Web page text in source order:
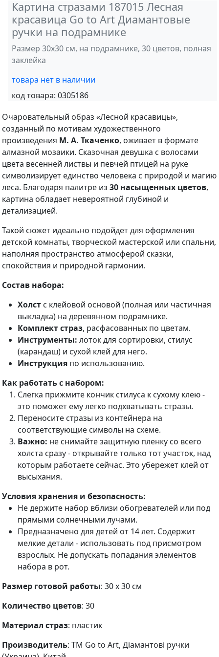
Картина стразами 187015 Лесная
красавица Go to Art Диамантовые
ручки на подрамнике
Размер 30х30 см, на подрамнике, 30 цветов, полная
заклейка
товара нет в наличии
код товара: 0305186
Очаровательный образ «Лесной красавицы»,
созданный по мотивам художественного
произведения М. А. Ткаченко, оживает в формате
алмазной мозаики. Сказочная девушка с волосами
цвета весенней листвы и певчей птицей на руке
символизирует единство человека с природой и магию
леса. Благодаря палитре из 30 насыщенных цветов,
картина обладает невероятной глубиной и
детализацией.
Такой сюжет идеально подойдет для оформления
детской комнаты, творческой мастерской или спальни,
наполняя пространство атмосферой сказки,
спокойствия и природной гармонии.
Состав набора:
Холст с клейовой основой (полная или частичная
выкладка) на деревянном подрамнике.
Комплект страз, расфасованных по цветам.
Инструменты: лоток для сортировки, стилус
(карандаш) и сухой клей для него.
Инструкция по использованию.
Как работать с набором:
Слегка прижмите кончик стилуса к сухому клею -
это поможет ему легко подхватывать стразы.
Переносите стразы из контейнера на
соответствующие символы на схеме.
Важно: не снимайте защитную пленку со всего
холста сразу - открывайте только тот участок, над
которым работаете сейчас. Это убережет клей от
высыхания.
Условия хранения и безопасность:
Не держите набор вблизи обогревателей или под
прямыми солнечными лучами.
Предназначено для детей от 14 лет. Содержит
мелкие детали - использовать под присмотром
взрослых. Не допускать попадания элементов
набора в рот.
Размер готовой работы: 30 х 30 см
Количество цветов: 30
Материал страз: пластик
Производитель: ТМ Go to Art, Діамантові ручки